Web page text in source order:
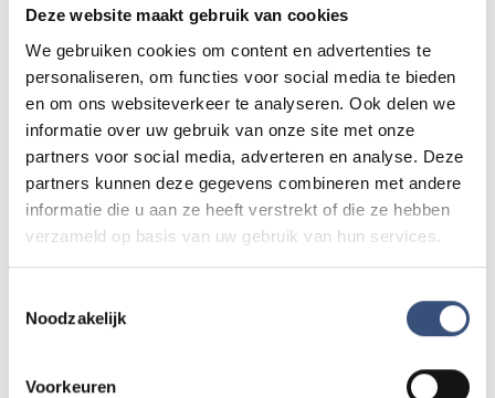
Deze website maakt gebruik van cookies
We gebruiken cookies om content en advertenties te
personaliseren, om functies voor social media te bieden
en om ons websiteverkeer te analyseren. Ook delen we
informatie over uw gebruik van onze site met onze
partners voor social media, adverteren en analyse. Deze
partners kunnen deze gegevens combineren met andere
informatie die u aan ze heeft verstrekt of die ze hebben
verzameld op basis van uw gebruik van hun services.
Noodzakelijk
Voorkeuren
112
Wielrenner overleden na onwelwording bij
Beach CleanUp Tour strijkt neer in Kwade
Hoek, maar lokale opruimers zijn kritisch
vrijdag 7 augustus
Eric 60.000 liter per uur over zijn akker